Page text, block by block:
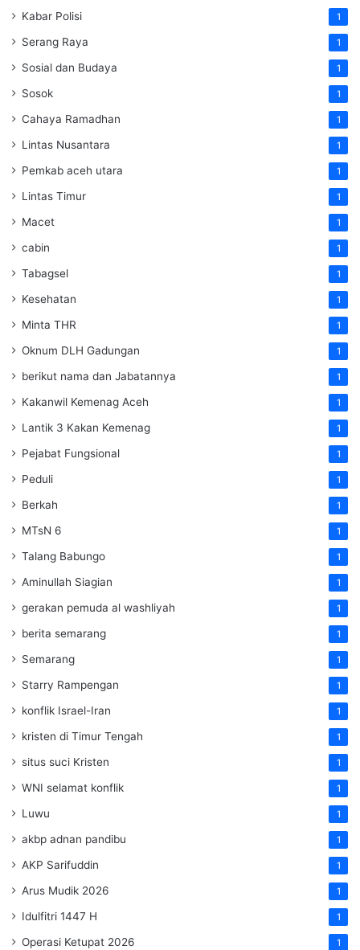
Kabar Polisi 1
Serang Raya 1
Sosial dan Budaya 1
Sosok 1
Cahaya Ramadhan 1
Lintas Nusantara 1
Pemkab aceh utara 1
Lintas Timur 1
Macet 1
cabin 1
Tabagsel 1
Kesehatan 1
Minta THR 1
Oknum DLH Gadungan 1
berikut nama dan Jabatannya 1
Kakanwil Kemenag Aceh 1
Lantik 3 Kakan Kemenag 1
Pejabat Fungsional 1
Peduli 1
Berkah 1
MTsN 6 1
Talang Babungo 1
Aminullah Siagian 1
gerakan pemuda al washliyah 1
berita semarang 1
Semarang 1
Starry Rampengan 1
konflik Israel-Iran 1
kristen di Timur Tengah 1
situs suci Kristen 1
WNI selamat konflik 1
Luwu 1
akbp adnan pandibu 1
AKP Sarifuddin 1
Arus Mudik 2026 1
Idulfitri 1447 H 1
Operasi Ketupat 2026 1